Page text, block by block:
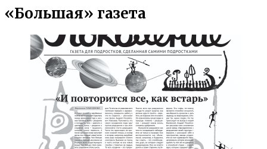
«Большая» газета